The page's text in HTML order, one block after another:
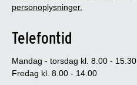
personoplysninger.
Telefontid
Mandag - torsdag kl. 8.00 - 15.30
Fredag kl. 8.00 - 14.00